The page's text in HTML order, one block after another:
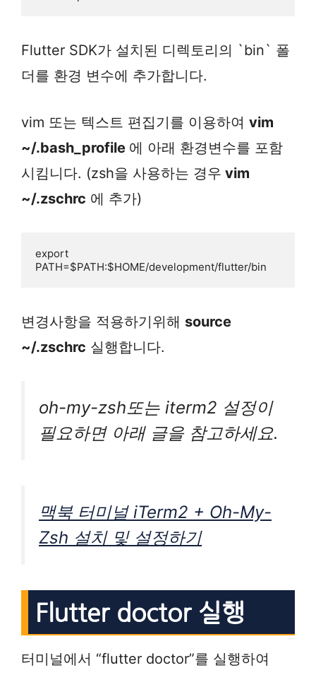
Flutter SDK가 설치된 디렉토리의 `bin` 폴
더를 환경 변수에 추가합니다.
vim 또는 텍스트 편집기를 이용하여 vim
~/.bash_profile 에 아래 환경변수를 포함
시킴니다. (zsh을 사용하는 경우 vim
~/.zschrc 에 추가)
export
PATH=$PATH:$HOME/development/flutter/bin
변경사항을 적용하기위해 source
~/.zschrc 실행합니다.
oh-my-zsh또는 iterm2 설정이
필요하면 아래 글을 참고하세요.
맥북 터미널 iTerm2 + Oh-My-
Zsh 설치 및 설정하기
Flutter doctor 실행
터미널에서 “flutter doctor”를 실행하여